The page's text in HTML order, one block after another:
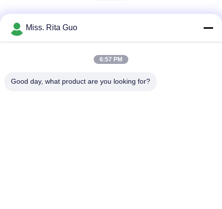
Miss. Rita Guo
6:57 PM
Good day, what product are you looking for?